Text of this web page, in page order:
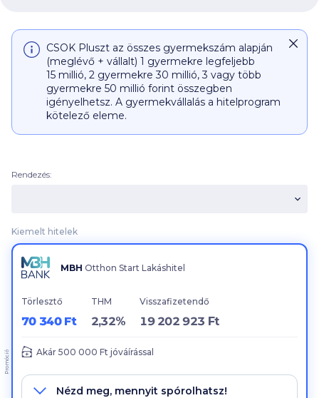
CSOK Pluszt az összes gyermekszám alapján
(meglévő + vállalt) 1 gyermekre legfeljebb
15 millió, 2 gyermekre30 millió, 3 vagy több
gyermekre 50 millió forint összegben
igényelhetsz. A gyermekvállalás a hitelprogram
kötelező eleme.
Kiemelt hitelek
Rendezés:
MBH Otthon Start Lakáshitel
Törlesztő
70 340 Ft
THM
2,32%
Visszafizetendő
19 202 923 Ft
Akár 500 000 Ft jóváírással
Nézd meg, mennyit spórolhatsz!
Promóció